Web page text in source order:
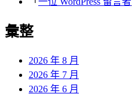
彙整
2026 年 8 月
2026 年 7 月
2026 年 6 月